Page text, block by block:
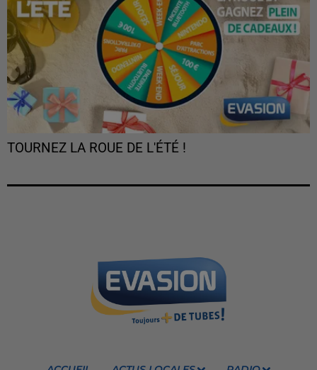
TOURNEZ LA ROUE DE L'ÉTÉ !